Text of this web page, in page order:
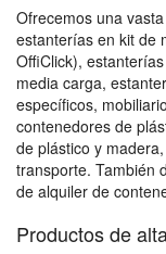
Ofrecemos una
estanterías en kit de
OffiClick),
media carga,
específicos,
contenedores de
de plástico y
transporte. También
de alquiler de
Productos de